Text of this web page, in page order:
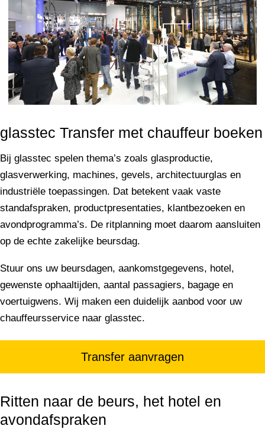
glasstec Transfer met chauffeur boeken
Bij glasstec spelen thema’s zoals glasproductie,
glasverwerking, machines, gevels, architectuurglas en
industriële toepassingen. Dat betekent vaak vaste
standafspraken, productpresentaties, klantbezoeken en
avondprogramma’s. De ritplanning moet daarom aansluiten
op de echte zakelijke beursdag.
Stuur ons uw beursdagen, aankomstgegevens, hotel,
gewenste ophaaltijden, aantal passagiers, bagage en
voertuigwens. Wij maken een duidelijk aanbod voor uw
chauffeursservice naar glasstec.
Transfer aanvragen
Ritten naar de beurs, het hotel en
avondafspraken